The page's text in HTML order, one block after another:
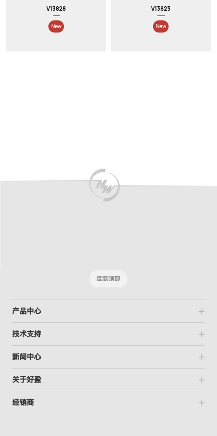
V13828 V13823
回到顶部
产品中心
技术支持
新闻中心
关于好盈
经销商